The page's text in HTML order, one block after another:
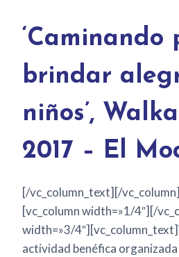
‘Caminando
brindar
niños’,
2017 – El
[/vc_column_text][/
[vc_column width=»1/4″][/
width=»3/
actividad benéfica